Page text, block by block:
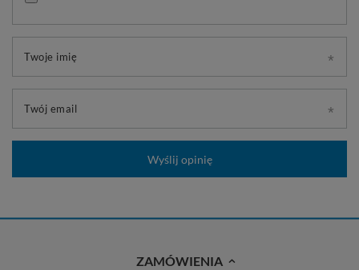
Twoje imię
Twój email
Wyślij opinię
ZAMÓWIENIA